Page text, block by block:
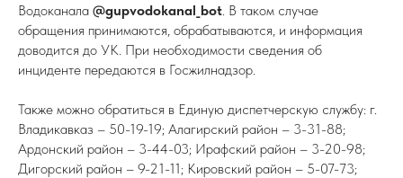
Водоканала @gupvodokanal_bot. В таком случае
обращения принимаются, обрабатываются, и информация
доводится до УК. При необходимости сведения об
инциденте передаются в Госжилнадзор.
Также можно обратиться в Единую диспетчерскую службу: г.
Владикавказ – 50-19-19; Алагирский район – 3-31-88;
Ардонский район – 3-44-03; Ирафский район – 3-20-98;
Дигорский район – 9-21-11; Кировский район – 5-07-73;